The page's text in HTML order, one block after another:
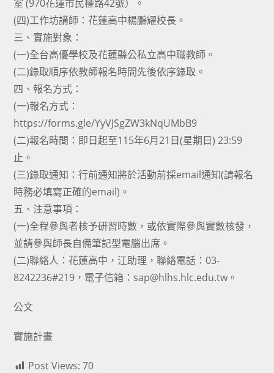
室 (970花蓮市民權路42號）。
(四)工作坊講師：花蓮高中楊鵬耀校長。
三、實施對象：
(一)全台高優學校及花蓮縣公私立高中職教師。
(二)錄取順序依教師報名時間先後依序錄取。
四、報名方式：
(一)報名方式：
https://forms.gle/YyVJSgZW3kNqUMbB9
(二)報名時間：即日起至115年6月21日(星期日) 23:59
止。
(三)錄取通知：行前通知將於活動前採email通知(請報名
時務必填寫正確的email)。
五、注意事項：
(一)全程參與者核予研習時數，或依實際參與實數核發，
並請參與師長自備筆記型電腦出席。
(二)聯絡人：花蓮高中，江助理，聯絡電話：03-
8242236#219，電子信箱：sap@hlhs.hlc.edu.tw。
公文
實施計畫
Post Views: 70